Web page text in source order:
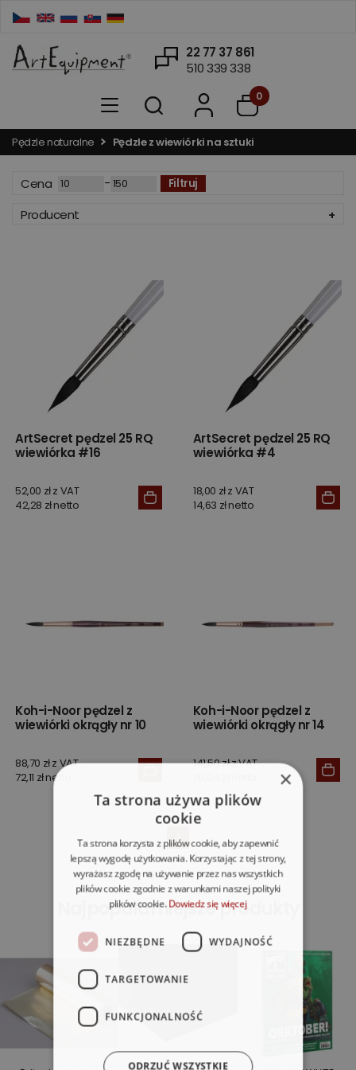
22 77 37 861
510 339 338
0
Pędzle naturalne Pędzle z wiewiórki na sztuki
Cena - Filtruj
Producent
ArtSecret pędzel 25 RQ
wiewiórka #16
52,00 zł z VAT
42,28 zł netto
ArtSecret pędzel 25 RQ
wiewiórka #4
18,00 zł z VAT
14,63 zł netto
Koh-i-Noor pędzel z
wiewiórki okrągły nr 10
88,70 zł z VAT
72,11 zł netto
Koh-i-Noor pędzel z
wiewiórki okrągły nr 14
141,50 zł z VAT
1
Najpopularniejsze produkty
×
Ta strona używa plików
cookie
Ta strona korzysta z plików cookie, aby zapewnić
lepszą wygodę użytkowania. Korzystając z tej strony,
wyrażasz zgodę na używanie przez nas wszystkich
plików cookie zgodnie z warunkami naszej polityki
plików cookie.Dowiedz się więcej
NIEZBĘDNE WYDAJNOŚĆ
TARGETOWANIE
FUNKCJONALNOŚĆ
ODRZUĆ WSZYSTKIE